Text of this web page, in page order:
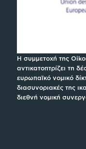
Η συμμετοχή της
αντικατοπτρίζει τη
ευρωπαϊκό νομικό
διασυνοριακές της
διεθνή νομική